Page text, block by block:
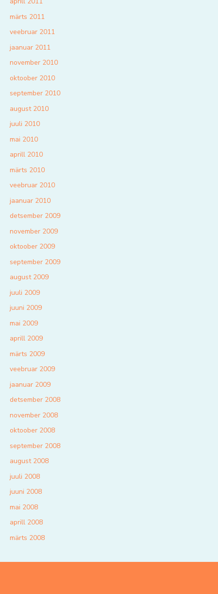
märts 2011
veebruar 2011
jaanuar 2011
november 2010
oktoober 2010
september 2010
august 2010
juuli 2010
mai 2010
aprill 2010
märts 2010
veebruar 2010
jaanuar 2010
detsember 2009
november 2009
oktoober 2009
september 2009
august 2009
juuli 2009
juuni 2009
mai 2009
aprill 2009
märts 2009
veebruar 2009
jaanuar 2009
detsember 2008
november 2008
oktoober 2008
september 2008
august 2008
juuli 2008
juuni 2008
mai 2008
aprill 2008
märts 2008